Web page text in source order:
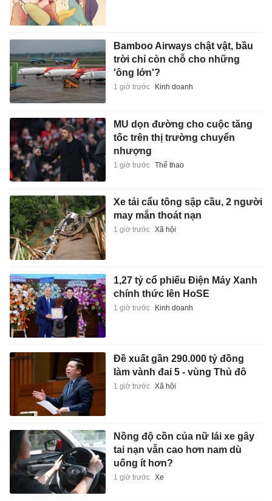
Bamboo Airways chật vật, bầu
trời chỉ còn chỗ cho những
'ông lớn'?
1 giờ trước Kinh doanh
MU dọn đường cho cuộc tăng
tốc trên thị trường chuyển
nhượng
1 giờ trước Thể thao
Xe tải cẩu tông sập cầu, 2 người
may mắn thoát nạn
1 giờ trước Xã hội
1,27 tỷ cổ phiếu Điện Máy Xanh
chính thức lên HoSE
1 giờ trước Kinh doanh
Đề xuất gần 290.000 tỷ đồng
làm vành đai 5 - vùng Thủ đô
1 giờ trước Xã hội
Nồng độ cồn của nữ lái xe gây
tai nạn vẫn cao hơn nam dù
uống ít hơn?
1 giờ trước Xe